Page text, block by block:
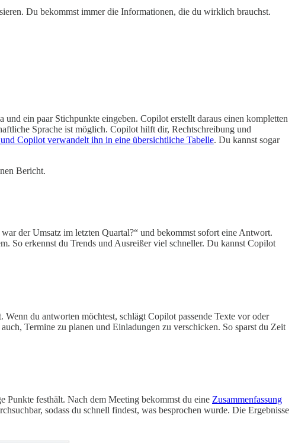
Du bekommst immer die Informationen, die du wirklich brauchst.
ein paar Stichpunkte eingeben. Copilot erstellt daraus einen kompletten
Sprache ist möglich. Copilot hilft dir, Rechtschreibung und
Copilot verwandelt ihn in eine übersichtliche Tabelle. Du kannst sogar
Bericht.
der Umsatz im letzten Quartal?“ und bekommst sofort eine Antwort.
So erkennst du Trends und Ausreißer viel schneller. Du kannst Copilot
du antworten möchtest, schlägt Copilot passende Texte vor oder
Termine zu planen und Einladungen zu verschicken. So sparst du Zeit
Punkte festhält. Nach dem Meeting bekommst du eine Zusammenfassung
sodass du schnell findest, was besprochen wurde. Die Ergebnisse